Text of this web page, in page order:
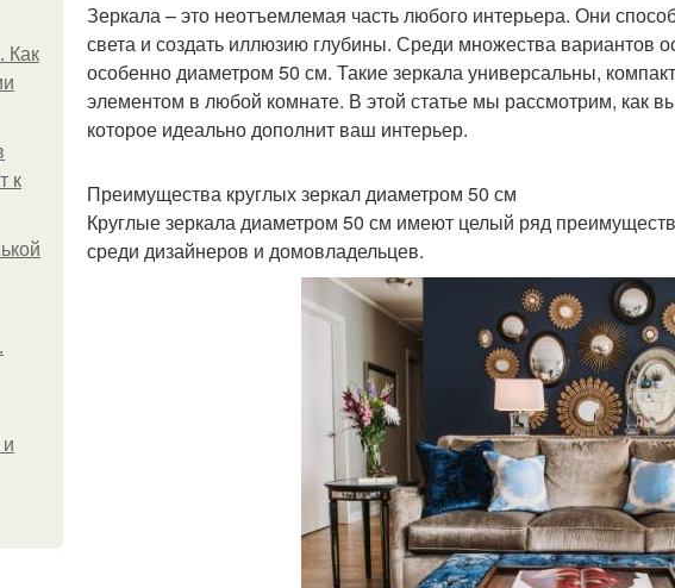
Как
к
Зеркала – это неотъемлемая часть любого интерьера. Они
света и создать иллюзию глубины. Среди множества вариантов
особенно диаметром 50 см. Такие зеркала универсальны,
элементом в любой комнате. В этой статье мы рассмотрим, как
которое идеально дополнит ваш интерьер.
Преимущества круглых зеркал диаметром 50 см
Круглые зеркала диаметром 50 см имеют целый ряд
среди дизайнеров и домовладельцев.